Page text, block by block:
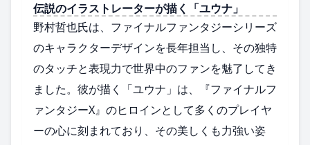
伝説のイラストレーターが描く「ユウナ」
野村哲也氏は、ファイナルファンタジーシリーズ
のキャラクターデザインを長年担当し、その独特
のタッチと表現力で世界中のファンを魅了してき
ました。彼が描く「ユウナ」は、『ファイナルフ
ァンタジーX』のヒロインとして多くのプレイヤ
ーの心に刻まれており、その美しくも力強い姿